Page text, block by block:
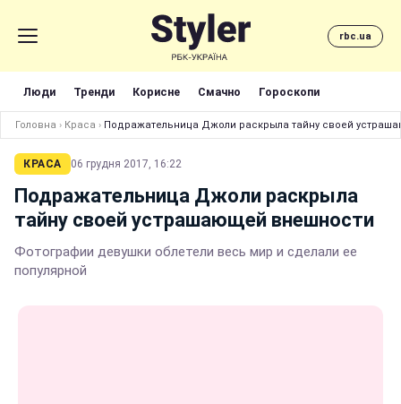
rbc.ua
Люди Тренди Корисне Смачно Гороскопи
Головна › Краса › Подражательница Джоли раскрыла тайну своей
КРАСА 06 грудня 2017, 16:22
Подражательница Джоли раскрыла
тайну своей устрашающей внешности
Фотографии девушки облетели весь мир и сделали ее
популярной